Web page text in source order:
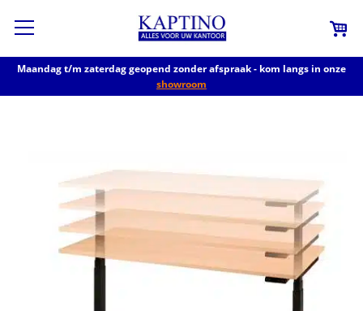
Maandag t/m zaterdag geopend zonder afspraak - kom langs in onze
showroom